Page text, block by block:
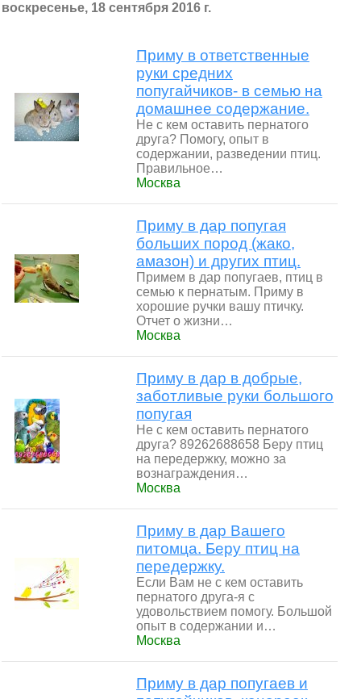
воскресенье, 18 сентября 2016 г.
Приму в ответственные
руки средних
попугайчиков- в семью на
домашнее содержание.
Не с кем оставить пернатого
друга? Помогу, опыт в
содержании, разведении птиц.
Правильное…
Москва
Приму в дар попугая
больших пород (жако,
амазон) и других птиц.
Примем в дар попугаев, птиц в
семью к пернатым. Приму в
хорошие ручки вашу птичку.
Отчет о жизни…
Москва
Приму в дар в добрые,
заботливые руки большого
попугая
Не с кем оставить пернатого
друга? 89262688658 Беру птиц
на передержку, можно за
вознаграждения…
Москва
Приму в дар Вашего
питомца. Беру птиц на
передержку.
Если Вам не с кем оставить
пернатого друга-я с
удовольствием помогу. Большой
опыт в содержании и…
Москва
Приму в дар попугаев и